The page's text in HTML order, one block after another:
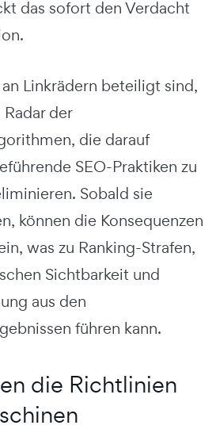
das sofort den Verdacht
Linkrädern beteiligt sind,
der
die darauf
SEO-Praktiken zu
Sobald sie
können die Konsequenzen
was zu Ranking-Strafen,
Sichtbarkeit und
aus den
führen kann.
die Richtlinien